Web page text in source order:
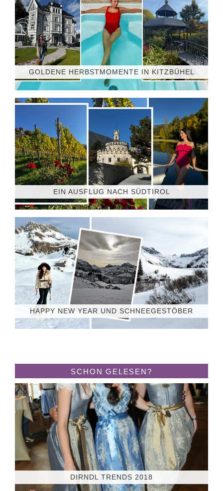
GOLDENE HERBSTMOMENTE IN KITZBÜHEL
EIN AUSFLUG NACH SÜDTIROL
HAPPY NEW YEAR UND SCHNEEGESTÖBER
SCHON GELESEN?
DIRNDL TRENDS 2018